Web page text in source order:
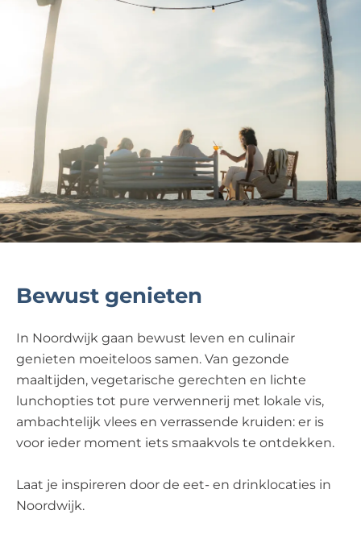
Bewust genieten
In Noordwijk gaan bewust leven en culinair
genieten moeiteloos samen. Van gezonde
maaltijden, vegetarische gerechten en lichte
lunchopties tot pure verwennerij met lokale vis,
ambachtelijk vlees en verrassende kruiden: er is
voor ieder moment iets smaakvols te ontdekken.
Laat je inspireren door de eet- en drinklocaties in
Noordwijk.